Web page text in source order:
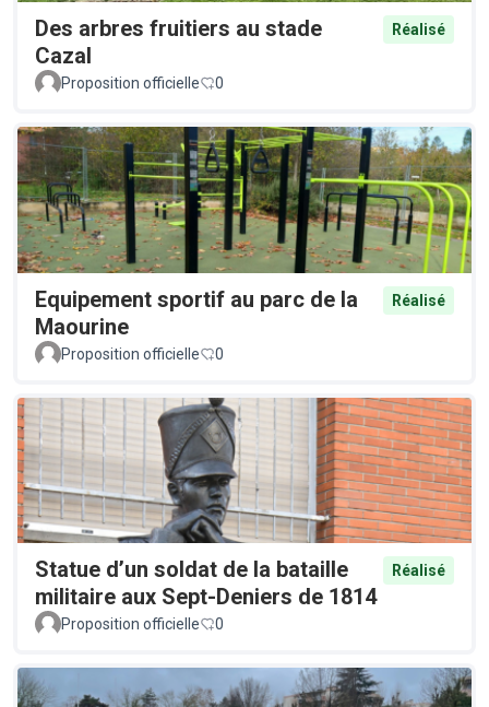
Des arbres fruitiers au stade
Cazal
Réalisé
Proposition officielle 0
Equipement sportif au parc de la
Maourine
Réalisé
Proposition officielle 0
Statue d’un soldat de la bataille
militaire aux Sept-Deniers de 1814
Réalisé
Proposition officielle 0